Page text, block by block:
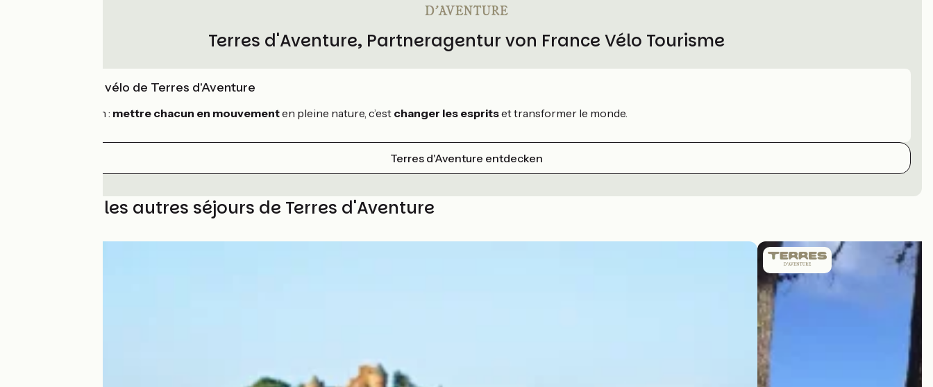
Terres d'Aventure, Partneragentur von France Vélo Tourisme
L'expertise vélo de Terres d'Aventure
Notre mission : mettre chacun en mouvementen pleine nature, c’est changer les espritset transformer le monde.
Terres d'Aventure entdecken
Découvrez les autres séjours de Terres d'Aventure